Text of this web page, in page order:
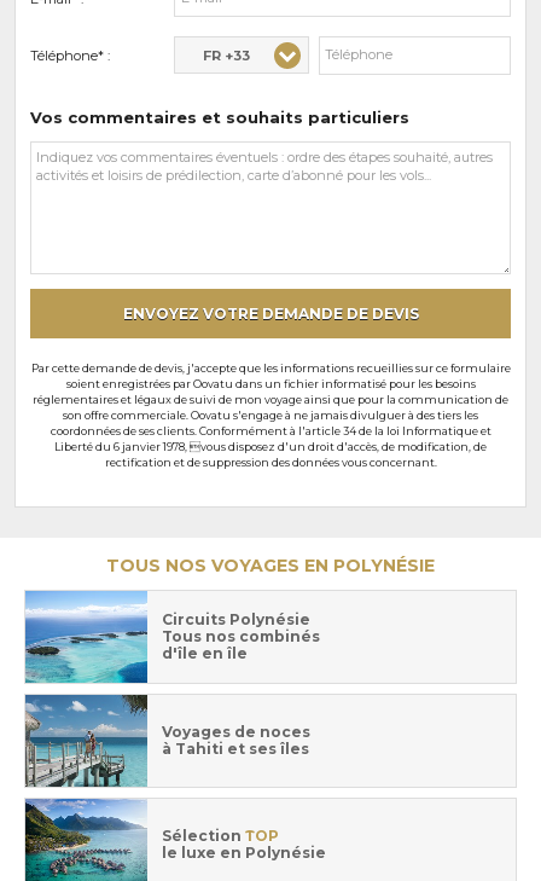
Téléphone* : FR +33
Vos commentaires et souhaits particuliers
Vos
commentaires
ENVOYEZ VOTRE DEMANDE DE DEVIS
Par cette demande de devis, j'accepte que les informations recueillies sur ce formulaire
soient enregistrées par Oovatu dans un fichier informatisé pour les besoins
réglementaires et légaux de suivi de mon voyage ainsi que pour la communication de
son offre commerciale. Oovatu s'engage à ne jamais divulguer à des tiers les
coordonnées de ses clients. Conformément à l'article 34 de la loi Informatique et
Liberté du 6 janvier 1978, vous disposez d'un droit d'accès, de modification, de
rectification et de suppression des données vous concernant.
TOUS NOS VOYAGES EN POLYNÉSIE
Circuits Polynésie
Tous nos combinés
d'île en île
Voyages de noces
à Tahiti et ses îles
Sélection TOP
le luxe en Polynésie